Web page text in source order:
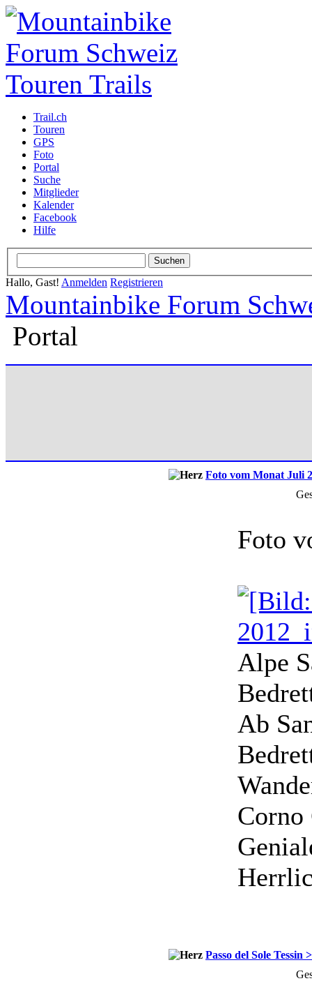
Trail.ch
Touren
GPS
Foto
Portal
Suche
Mitglieder
Kalender
Facebook
Hilfe
Hallo, Gast! Anmelden Registrieren
Mountainbike Forum
Portal
Foto vom Monat Juli
Foto
Alpe
Ab
Corno
Passo del Sole Tessin